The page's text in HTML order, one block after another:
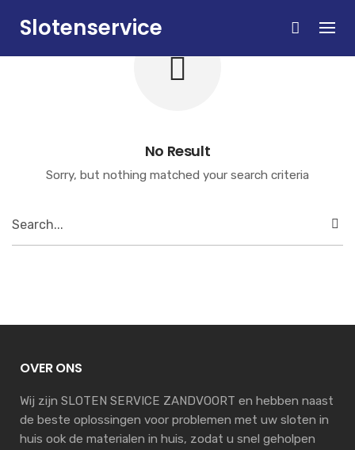
Slotenservice
No Result
Sorry, but nothing matched your search criteria
OVER ONS
Wij zijn SLOTEN SERVICE ZANDVOORT en hebben naast
de beste oplossingen voor problemen met uw sloten in
huis ook de materialen in huis, zodat u snel geholpen